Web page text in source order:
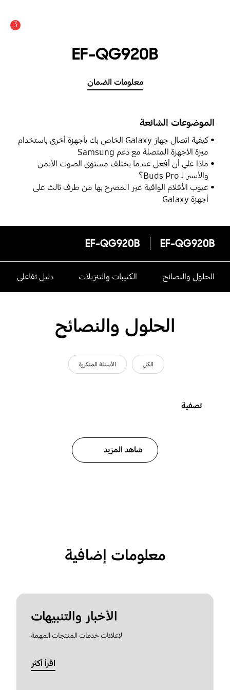
3
EF-QG920B
معلومات الضمان
الموضوعات الشائعة
كيفية اتصال جهاز Galaxy الخاص بك بأجهزة أخرى باستخدام
ميزة الأجهزة المتصلة مع دعم Samsung
ماذا علي أن أفعل عندما يختلف مستوى الصوت الأيمن
والأيسر لـ Buds Pro؟
عيوب الأفلام الواقية غير المصرح بها من طرف ثالث على
أجهزة Galaxy
EF-QG920B
EF-QG920B
الحلول والنصائح الكتيبات والتنزيلات دليل تفاعلى
الحلول والنصائح
الكل الأسئلة المتكررة
تصفية
شاهد المزيد
معلومات إضافية
الأخبار والتنبيهات
لإعلانات خدمات المنتجات المهمة
اقرأ أكثر